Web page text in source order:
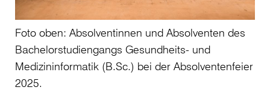
Foto oben: Absolventinnen und Absolventen des
Bachelorstudiengangs Gesundheits- und
Medizininformatik (B.Sc.) bei der Absolventenfeier
2025.